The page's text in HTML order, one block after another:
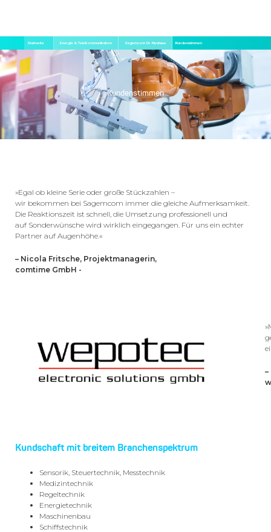
zum
Inhalt
Pfadnavigation
Startseite Energie & Telekommunikation Sagemcom Dr. Neuhaus Kundenstimmen
Kundenstimmen
»Egal ob kleine Serie oder große Stückzahlen –
wir bekommen bei Sagemcom immer die gleiche Aufmerksamkeit.
Die Reaktionszeit ist schnell, die Umsetzung professionell und
auf Sonderwünsche wird wirklich eingegangen. Für uns ein echter
Partner auf Augenhöhe.«
– Nicola Fritsche, Projektmanagerin,
comtime GmbH -
Kundschaft mit breitem Branchenspektrum
Sensorik, Steuertechnik, Messtechnik
Medizintechnik
Regeltechnik
Energietechnik
Maschinenbau
Schiffstechnik